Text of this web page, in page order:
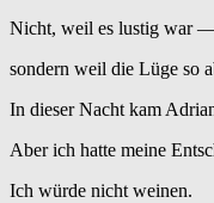
Nicht, weil es lustig war
sondern weil die Lüge so
In dieser Nacht kam
Aber ich hatte meine
Ich würde nicht weinen.